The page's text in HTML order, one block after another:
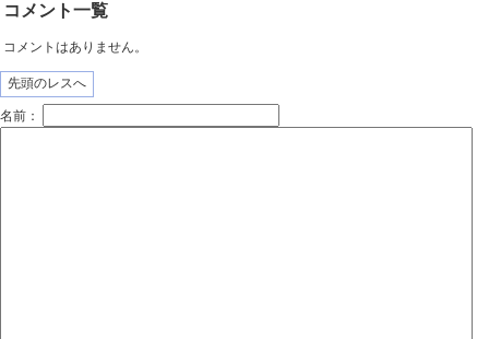
コメント一覧
コメントはありません。
先頭のレスへ
名前：